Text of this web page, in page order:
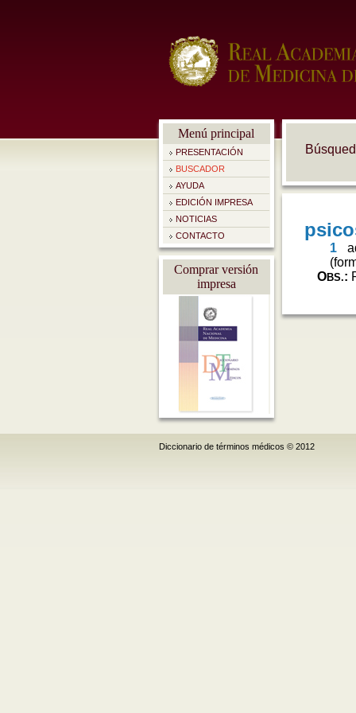
Menú principal
PRESENTACIÓN
BUSCADOR
AYUDA
EDICIÓN IMPRESA
NOTICIAS
CONTACTO
Comprar versión
impresa
Diccionario de términos médicos © 2012